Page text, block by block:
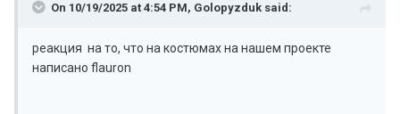
On 10/19/2025 at 4:54 PM, Golopyzduk said:
реакция на то, что на костюмах на нашем проекте
написано flauron